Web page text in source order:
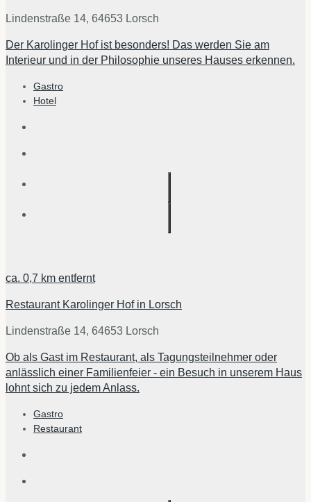
Lindenstraße 14, 64653 Lorsch
Der Karolinger Hof ist besonders! Das werden Sie am
Interieur und in der Philosophie unseres Hauses erkennen.
Gastro
Hotel
ca. 0,7 km entfernt
Restaurant Karolinger Hof in Lorsch
Lindenstraße 14, 64653 Lorsch
Ob als Gast im Restaurant, als Tagungsteilnehmer oder
anlässlich einer Familienfeier - ein Besuch in unserem Haus
lohnt sich zu jedem Anlass.
Gastro
Restaurant